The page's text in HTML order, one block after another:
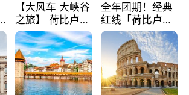
【大风车 大峡谷
之旅】 荷比卢德
法 巴黎上下 经
典五国四日游
488欧/人
全年团期！经典
红线「荷比卢德
法」七天循环 五
国 仅售99欧/人/
天！巴黎上下！
包拼房~